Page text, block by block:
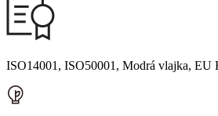
ISO14001, ISO50001, Modrá vlajka, EU